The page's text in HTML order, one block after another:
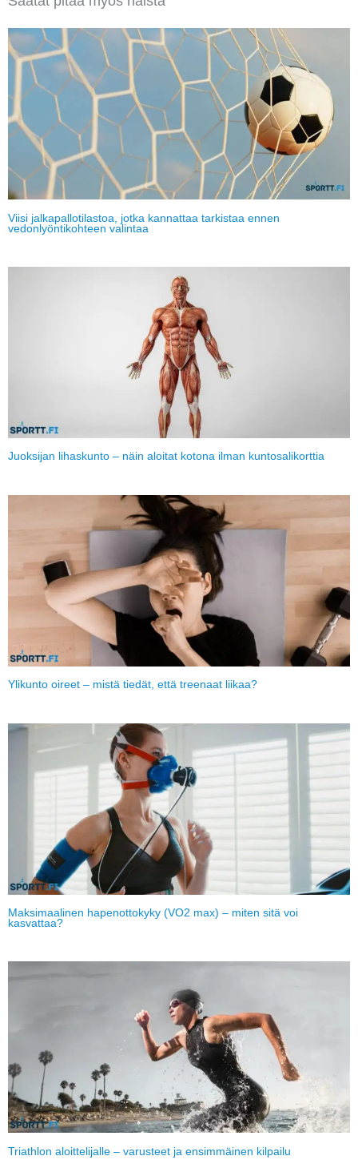
Viisi jalkapallotilastoa, jotka kannattaa tarkistaa ennen
vedonlyöntikohteen valintaa
Juoksijan lihaskunto – näin aloitat kotona ilman kuntosalikorttia
Ylikunto oireet – mistä tiedät, että treenaat liikaa?
Maksimaalinen hapenottokyky (VO2 max) – miten sitä voi
kasvattaa?
Triathlon aloittelijalle – varusteet ja ensimmäinen kilpailu